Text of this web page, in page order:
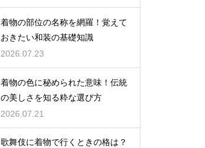
着物の部位の名称を網羅！覚えて
おきたい和装の基礎知識
2026.07.23
着物の色に秘められた意味！伝統
の美しさを知る粋な選び方
2026.07.21
歌舞伎に着物で行くときの格は？